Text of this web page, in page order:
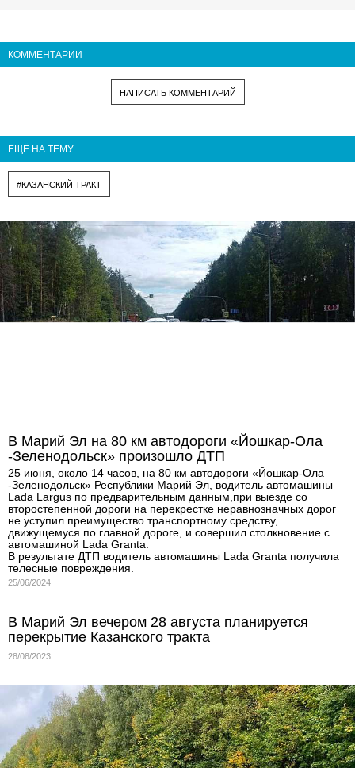
КОММЕНТАРИИ
НАПИСАТЬ КОММЕНТАРИЙ
ЕЩЁ НА ТЕМУ
#КАЗАНСКИЙ ТРАКТ
В Марий Эл на 80 км автодороги «Йошкар-Ола
-Зеленодольск» произошло ДТП
25 июня, около 14 часов, на 80 км автодороги «Йошкар-Ола
-Зеленодольск» Республики Марий Эл, водитель автомашины
Lada Largus по предварительным данным,при выезде со
второстепенной дороги на перекрестке неравнозначных дорог
не уступил преимущество транспортному средству,
движущемуся по главной дороге, и совершил столкновение с
автомашиной Lada Granta.
В результате ДТП водитель автомашины Lada Granta получила
телесные повреждения.
25/06/2024
В Марий Эл вечером 28 августа планируется
перекрытие Казанского тракта
28/08/2023